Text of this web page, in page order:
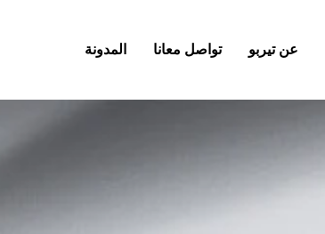
عن تيربو تواصل معانا المدونة